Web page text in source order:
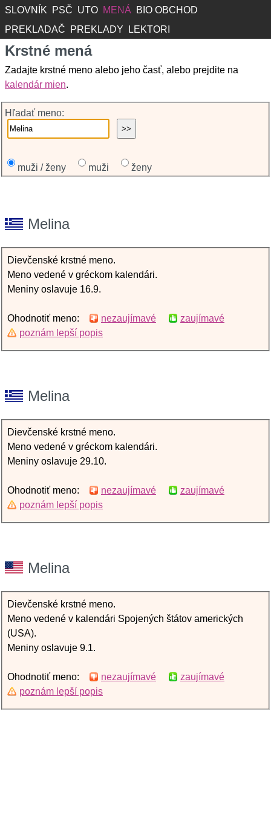
SLOVNÍK PSČ UTO MENÁ
BIO OBCHOD
PREKLADAČ
PREKLADY LEKTORI
Krstné mená
Zadajte krstné meno alebo jeho časť, alebo prejdite na
kalendár mien.
Hľadať meno:
muži / ženy muži ženy
Melina
Dievčenské krstné meno.
Meno vedené v gréckom kalendári.
Meniny oslavuje 16.9.
Ohodnotiť meno: nezaujímavé
zaujímavé
poznám lepší popis
Melina
Dievčenské krstné meno.
Meno vedené v gréckom kalendári.
Meniny oslavuje 29.10.
Ohodnotiť meno: nezaujímavé
zaujímavé
poznám lepší popis
Melina
Dievčenské krstné meno.
Meno vedené v kalendári Spojených štátov amerických
(USA).
Meniny oslavuje 9.1.
Ohodnotiť meno: nezaujímavé
zaujímavé
poznám lepší popis